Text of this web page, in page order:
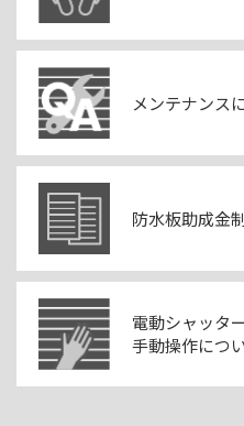
メンテナンス
防水板助成金
電動シャッタ
手動操作につ